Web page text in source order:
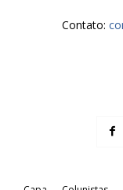
Contato: